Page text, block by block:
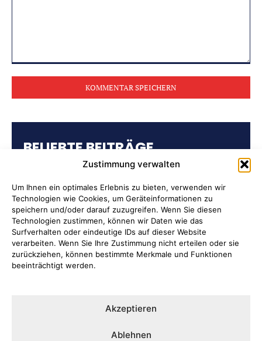
Zustimmung verwalten
Um Ihnen ein optimales Erlebnis zu bieten, verwenden wir
Technologien wie Cookies, um Geräteinformationen zu
speichern und/oder darauf zuzugreifen. Wenn Sie diesen
Technologien zustimmen, können wir Daten wie das
Surfverhalten oder eindeutige IDs auf dieser Website
verarbeiten. Wenn Sie Ihre Zustimmung nicht erteilen oder sie
zurückziehen, können bestimmte Merkmale und Funktionen
beeinträchtigt werden.
Akzeptieren
Ablehnen
BELIEBTE BEITRÄGE
Kulturring Attendorn präsentiert
Kultursaison 2026/2027
„Oli radelt“… am 10. August nach
Attendorn
Kulturbüro Attendorn:
„Bandförderung“